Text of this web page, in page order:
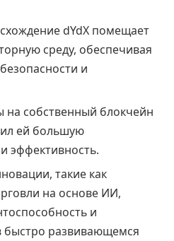
dYdX помещает
среду, обеспечивая
и
собственный блокчейн
ей большую
эффективность.
такие как
на основе ИИ,
и
быстро развивающемся